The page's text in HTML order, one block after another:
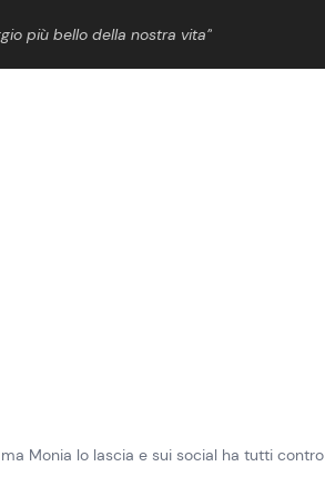
più bello della nostra vita”
Monia lo lascia e sui social ha tutti contro